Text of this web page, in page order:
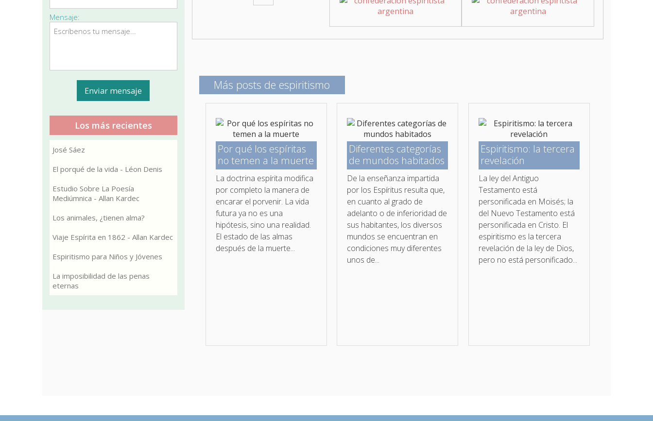
Más posts de espiritismo
Por qué los espíritas
no temen a la muerte
La doctrina espírita modifica
por completo la manera de
encarar el porvenir. La vida
futura ya no es una
hipótesis, sino una realidad.
El estado de las almas
después de la muerte...
Diferentes categorías
de mundos habitados
De la enseñanza impartida
por los Espíritus resulta que,
en cuanto al grado de
adelanto o de inferioridad de
sus habitantes, los diversos
mundos se encuentran en
condiciones muy diferentes
unos de...
Espiritismo: la tercera
revelación
La ley del Antiguo
Testamento está
personificada en Moisés; la
del Nuevo Testamento está
personificada en Cristo. El
espiritismo es la tercera
revelación de la ley de Dios,
pero no está personificado...
Mensaje:
Los más recientes
José Sáez
El porqué de la vida - Léon Denis
Estudio Sobre La Poesía
Mediúmnica - Allan Kardec
Los animales, ¿tienen alma?
Viaje Espírita en 1862 - Allan Kardec
Espiritismo para Niños y Jóvenes
La imposibilidad de las penas
eternas